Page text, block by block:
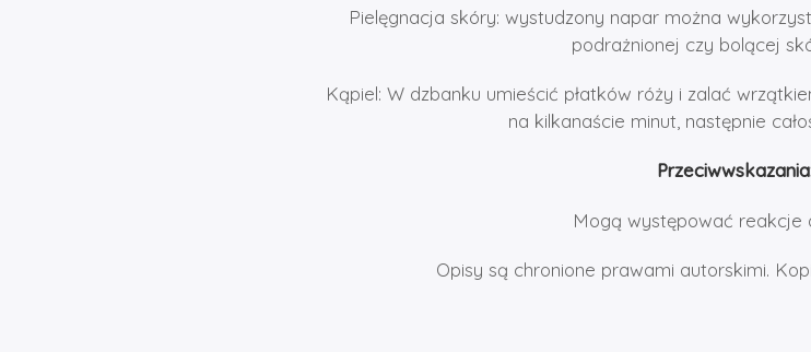
Pielęgnacja skóry: wystudzony napar można
podrażnionej czy bolącej
Kąpiel: W dzbanku umieścić płatków róży i zalać
na kilkanaście minut, następnie
Mogą występować reakcje
Opisy są chronione prawami autorskimi.